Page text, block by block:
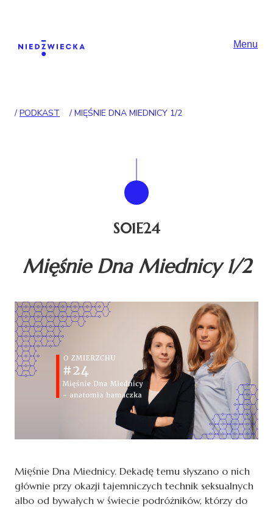
Główna Menu
/ PODKAST / MIĘŚNIE DNA MIEDNICY 1/2
Mięśnie Dna Miednicy 1/2
S01E24
Mięśnie Dna Miednicy. Dekadę temu słyszano o nich
głównie przy okazji tajemniczych technik seksualnych
albo od bywałych w świecie podróżników, którzy do